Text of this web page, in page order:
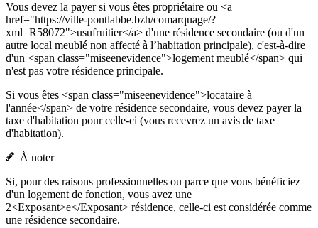
Vous devez la payer si vous êtes propriétaire ou <a
href="https://ville-pontlabbe.bzh/comarquage/?
xml=R58072">usufruitier</a> d'une résidence secondaire (ou d'un
autre local meublé non affecté à l’habitation principale), c'est-à-dire
d'un <span class="miseenevidence">logement meublé</span> qui
n'est pas votre résidence principale.
Si vous êtes <span class="miseenevidence">locataire à
l'année</span> de votre résidence secondaire, vous devez payer la
taxe d'habitation pour celle-ci (vous recevrez un avis de taxe
d'habitation).
À noter
Si, pour des raisons professionnelles ou parce que vous bénéficiez
d'un logement de fonction, vous avez une
2<Exposant>e</Exposant> résidence, celle-ci est considérée comme
une résidence secondaire.